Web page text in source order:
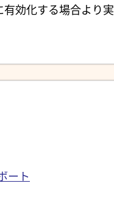
効化する場合より実
ート